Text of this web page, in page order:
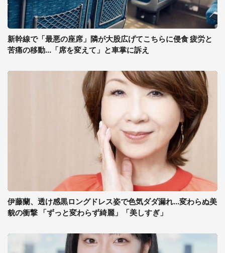
新幹線で「最悪の座席」隣が大股広げてこちらに侵食 疲労と
苦痛の移動...「席を変えて」と車掌に訴え
伊藤蘭、透け感黒ロングドレス姿で色気ダダ漏れ...変わらぬ美
貌の衝撃 「ずっと変わらず綺麗」「美しすぎ」